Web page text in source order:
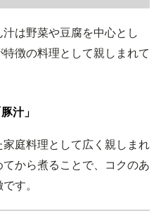
は野菜や豆腐を中心とし
徴の料理として親しまれて
汁」
庭料理として広く親しまれ
から煮ることで、コクのあ
す。